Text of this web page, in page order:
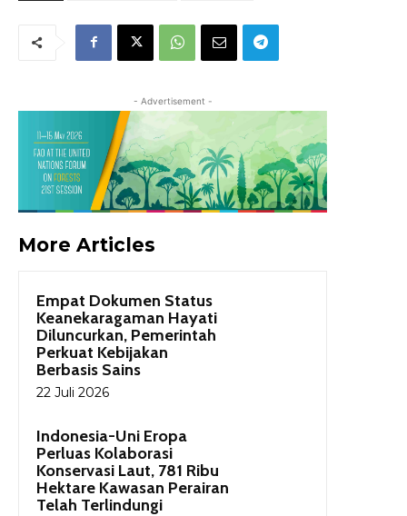
- Advertisement -
More Articles
Empat Dokumen Status
Keanekaragaman Hayati
Diluncurkan, Pemerintah
Perkuat Kebijakan
Berbasis Sains
22 Juli 2026
Indonesia-Uni Eropa
Perluas Kolaborasi
Konservasi Laut, 781 Ribu
Hektare Kawasan Perairan
Telah Terlindungi